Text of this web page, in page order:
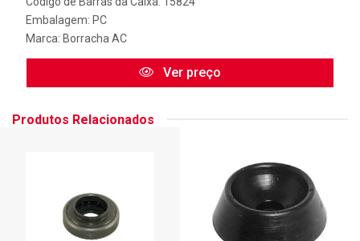
Embalagem: PC
Marca: Borracha AC
Ver preço
Produtos Relacionados